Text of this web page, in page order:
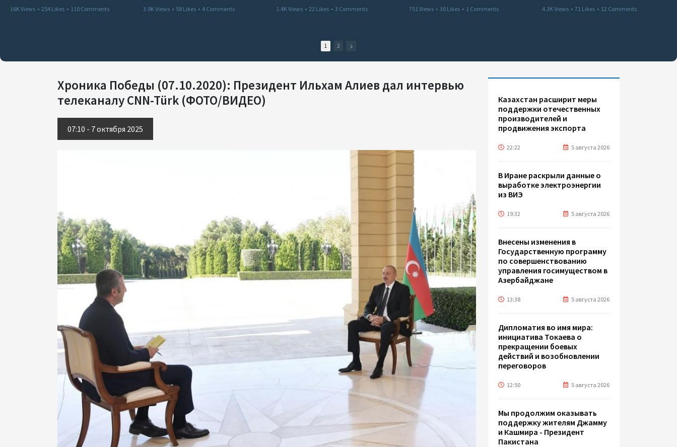
16K Views • 254 Likes • 110 Comments
3.9K Views • 58 Likes • 4 Comments
1.4K Views • 22 Likes • 3 Comments
751 Views • 30 Likes • 1 Comments
4.3K Views • 71 Likes • 12 Comments
1 2
Хроника Победы (07.10.2020): Президент Ильхам Алиев дал интервью
телеканалу CNN-Türk (ФОТО/ВИДЕО)
07:10 - 7 октября 2025
Казахстан расширит меры
поддержки отечественных
производителей и
продвижения экспорта
22:22 5 августа 2026
В Иране раскрыли данные о
выработке электроэнергии
из ВИЭ
19:32 5 августа 2026
Внесены изменения в
Государственную программу
по совершенствованию
управления госимуществом в
Азербайджане
13:38 5 августа 2026
Дипломатия во имя мира:
инициатива Токаева о
прекращении боевых
действий и возобновлении
переговоров
12:50 5 августа 2026
Мы продолжим оказывать
поддержку жителям Джамму
и Кашмира - Президент
Пакистана